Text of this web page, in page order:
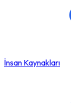
İnsan Kaynakları